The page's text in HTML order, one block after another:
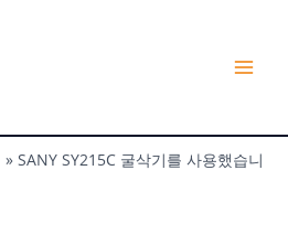
레
메
» SANY SY215C 굴삭기를 사용했습니